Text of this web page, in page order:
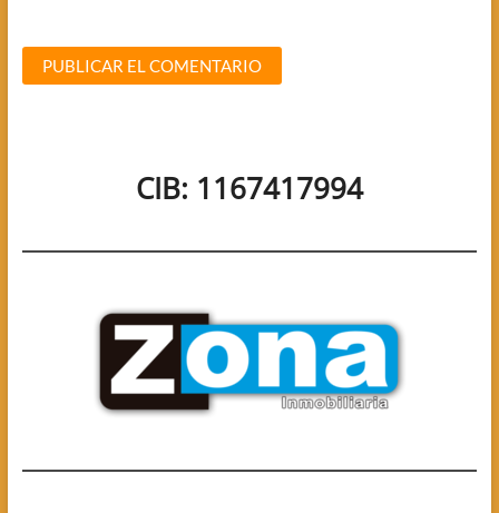
CIB: 1167417994